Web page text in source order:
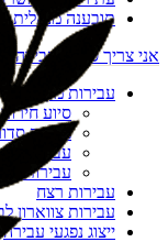
תובענה מנהלית
אני צריך סיוע בעבירה
עבירות מין
סיוע
מעשה
עבירות
עבירות
עבירות רצח
עבירות צווארון
ייצוג נפגעי עבירה